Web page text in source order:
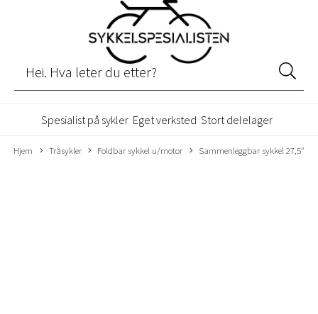
Spesialist på sykler Eget verksted Stort delelager
Hjem Tråsykler Foldbar sykkel u/motor Sammenleggbar sykkel 27,5"